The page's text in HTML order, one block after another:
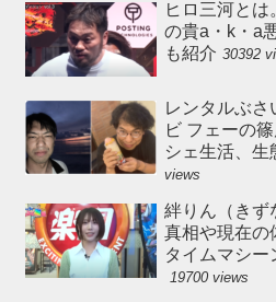
ヒロ三河と
の貴a・k・a
も紹介 30392
レンタルぶさ
ビ フェーの
シェ生活、生
views
絆りん（きず
真相や現在の
タイムマシー
19700 views